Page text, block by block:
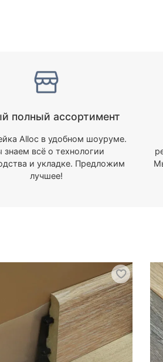
полный ассортимент
Alloc в удобном шоуруме.
всё о технологии
и укладке. Предложим
лучшее!